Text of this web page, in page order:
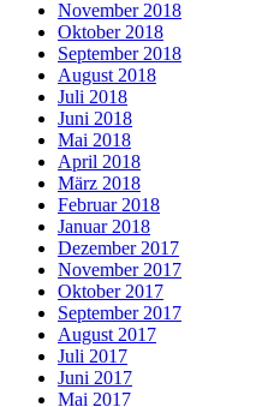
November 2018
Oktober 2018
September 2018
August 2018
Juli 2018
Juni 2018
Mai 2018
April 2018
März 2018
Februar 2018
Januar 2018
Dezember 2017
November 2017
Oktober 2017
September 2017
August 2017
Juli 2017
Juni 2017
Mai 2017